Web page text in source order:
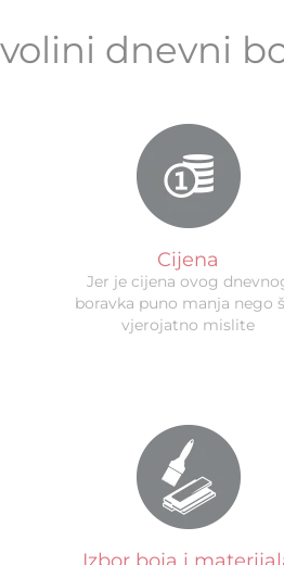
dnevni
Cijena
Jer je cijena ovog
boravka puno manja nego
vjerojatno mislite